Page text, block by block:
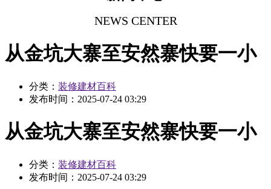
NEWS CENTER
从金坑大寨至安然寨快要一小
分类： 装修建材百科
发布时间： 2025-07-24 03:29
从金坑大寨至安然寨快要一小
分类： 装修建材百科
发布时间： 2025-07-24 03:29